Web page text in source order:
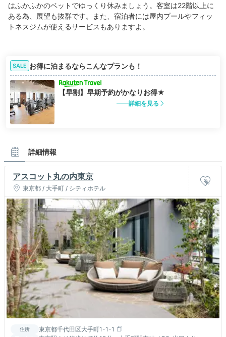
はふかふかのベットでゆっくり休みましょう。客室は22階以上に
ある為、展望も抜群です。また、宿泊者には屋内プールやフィッ
トネスジムが使えるサービスもありますよ。
SALE お得に泊まるならこんなプランも！
【早割】早期予約がかなりお得★
詳細を見る
詳細情報
アスコット丸の内東京
東京都 / 大手町 / シティホテル
住所 東京都千代田区大手町1-1-1